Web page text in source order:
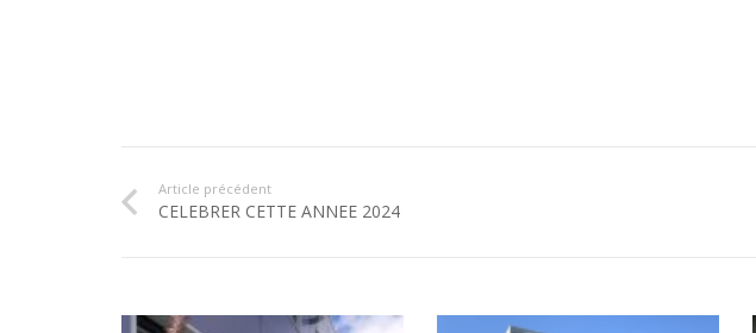
Article précédent
CELEBRER CETTE ANNEE 2024